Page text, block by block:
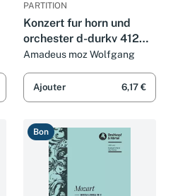
PARTITION
Konzert fur horn und
orchester d-durkv 412
(386 b) cor
Amadeus moz Wolfgang
Ajouter 6,17 €
Bon